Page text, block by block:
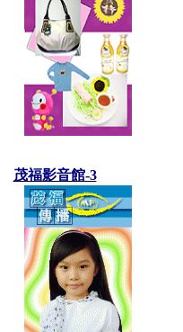
茂福影音館-3